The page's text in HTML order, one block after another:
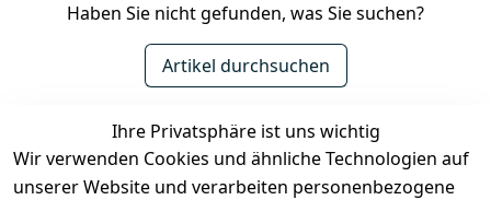
Haben Sie nicht gefunden, was Sie suchen?
Artikel durchsuchen
Ihre Privatsphäre ist uns wichtig
Wir verwenden Cookies und ähnliche Technologien auf
unserer Website und verarbeiten personenbezogene
Rechtliches
AGB
Services
Kontakt
Zahlung &
Versand